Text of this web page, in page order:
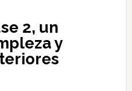
2, un
y